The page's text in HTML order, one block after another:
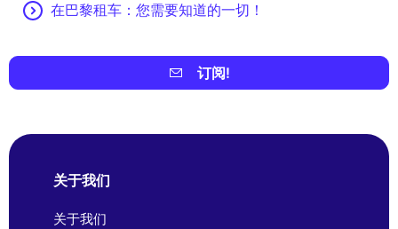
在巴黎租车：您需要知道的一切！
订阅!
关于我们
关于我们